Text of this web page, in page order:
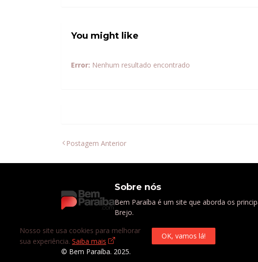
You might like
Error: Nenhum resultado encontrado
Postagem Anterior
Sobre nós
Bem Paraíba é um site que aborda os
Brejo.
© Bem Paraíba. 2025.
Nosso site usa cookies para melhorar
sua experiência. Saiba mais
OK, vamos lá!